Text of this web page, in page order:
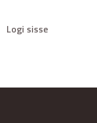
Logi sisse